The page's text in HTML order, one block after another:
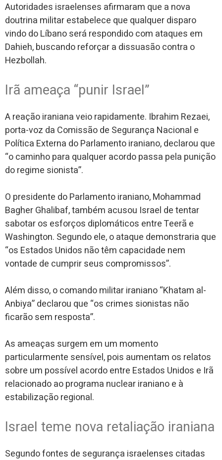
Autoridades israelenses afirmaram que a nova
doutrina militar estabelece que qualquer disparo
vindo do Líbano será respondido com ataques em
Dahieh, buscando reforçar a dissuasão contra o
Hezbollah.
Irã ameaça “punir Israel”
A reação iraniana veio rapidamente. Ibrahim Rezaei,
porta-voz da Comissão de Segurança Nacional e
Política Externa do Parlamento iraniano, declarou que
“o caminho para qualquer acordo passa pela punição
do regime sionista”.
O presidente do Parlamento iraniano, Mohammad
Bagher Ghalibaf, também acusou Israel de tentar
sabotar os esforços diplomáticos entre Teerã e
Washington. Segundo ele, o ataque demonstraria que
“os Estados Unidos não têm capacidade nem
vontade de cumprir seus compromissos”.
Além disso, o comando militar iraniano “Khatam al-
Anbiya” declarou que “os crimes sionistas não
ficarão sem resposta”.
As ameaças surgem em um momento
particularmente sensível, pois aumentam os relatos
sobre um possível acordo entre Estados Unidos e Irã
relacionado ao programa nuclear iraniano e à
estabilização regional.
Israel teme nova retaliação iraniana
Segundo fontes de segurança israelenses citadas